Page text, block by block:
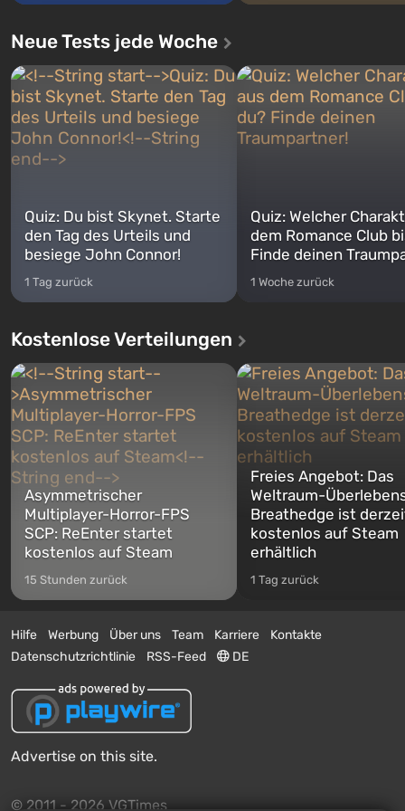
Neue Tests jede Woche
Quiz: Du bist Skynet. Starte
den Tag des Urteils und
besiege John Connor!
1 Tag zurück
Quiz: Welcher
dem Romance Club
Finde deinen
1 Woche zurück
Kostenlose Verteilungen
Asymmetrischer
Multiplayer-Horror-FPS
SCP: ReEnter startet
kostenlos auf Steam
15 Stunden zurück
Freies Angebot: Das
Weltraum-
Breathedge ist
kostenlos auf Steam
erhältlich
1 Tag zurück
Hilfe Werbung Über uns Team Karriere
Kontakte
Datenschutzrichtlinie
RSS-Feed DE
Advertise on this site.
© 2011 - 2026 VGTimes